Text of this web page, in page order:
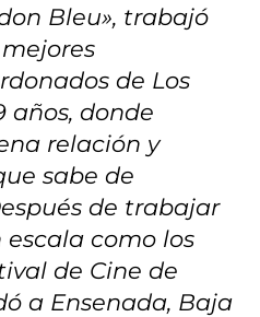
Bleu», trabajó
de Los
años, donde
relación y
sabe de
de trabajar
como los
de Cine de
a Ensenada, Baja